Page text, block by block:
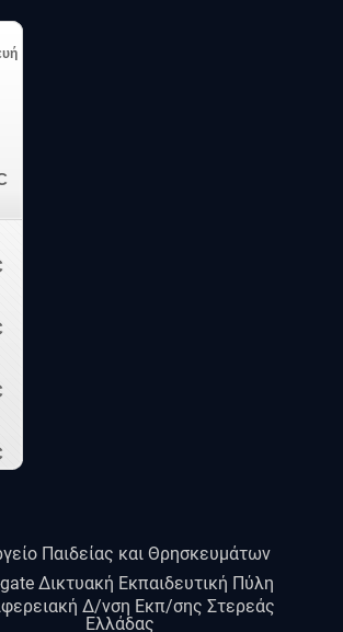
Παιδείας και Θρησκευμάτων
Δικτυακή Εκπαιδευτική Πύλη
Δ/νση Εκπ/σης Στερεάς
Ελλάδας